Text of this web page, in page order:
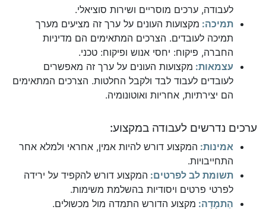
לעבודה, ערכים מוסריים ושירות סוציאלי.
תמיכה: מקצועות העונים על ערך זה מציעים מערך
תמיכה לעובדים. הצרכים המתאימים הם מדיניות
החברה, פיקוח: יחסי אנוש ופיקוח: טכני.
עצמאות: מקצועות העונים על ערך זה מאפשרים
לעובדים לעבוד לבד ולקבל החלטות. הצרכים המתאימים
הם יצירתיות, אחריות ואוטונומיה.
ערכים נדרשים לעבודה במקצוע:
אמינות: המקצוע דורש להיות אמין, אחראי ולמלא אחר
התחייבויות.
תשומת לב לפרטים: המקצוע דורש להקפיד על ירידה
לפרטי פרטים ויסודיות בהשלמת משימות.
הַתמָדָה: מקצוע הדורש התמדה מול מכשולים.